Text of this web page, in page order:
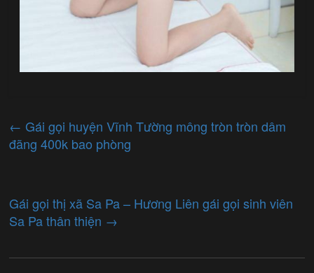
← Gái gọi huyện Vĩnh Tường mông tròn tròn dâm
đãng 400k bao phòng
Gái gọi thị xã Sa Pa – Hương Liên gái gọi sinh viên
Sa Pa thân thiện →